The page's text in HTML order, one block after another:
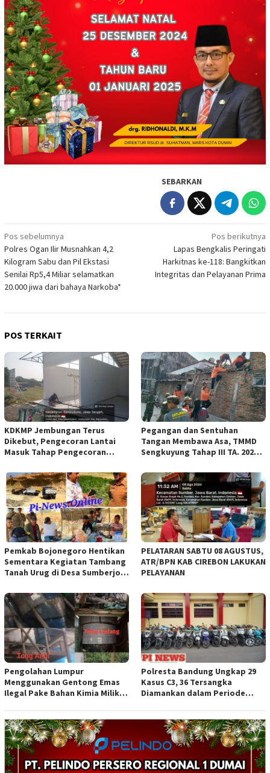
SEBARKAN
Navigasi
pos
Pos sebelumnya
Polres Ogan Ilir Musnahkan 4,2
Kilogram Sabu dan Pil Ekstasi
Senilai Rp5,4 Miliar selamatkan
20.000 jiwa dari bahaya Narkoba*
Pos berikutnya
Lapas Bengkalis Peringati
Harkitnas ke-118: Bangkitkan
Integritas dan Pelayanan Prima
POS TERKAIT
KDKMP Jembungan Terus
Dikebut, Pengecoran Lantai
Masuk Tahap Pengecoran
Pegangan dan Sentuhan
Tangan Membawa Asa, TMMD
Sengkuyung Tahap III TA. 2026
Pemkab Bojonegoro Hentikan
Sementara Kegiatan Tambang
Tanah Urug di Desa Sumberjo
Lintas Instansi
PELATARAN SABTU 08 AGUSTUS,
ATR/BPN KAB CIREBON LAKUKAN
PELAYANAN
Pengolahan Lumpur
Menggunakan Gentong Emas
Ilegal Pake Bahan Kimia Milik
Aparat Penegak Hukum ( APH )
Jangan Sampai Diam Saja
Polresta Bandung Ungkap 29
Kasus C3, 36 Tersangka
Diamankan dalam Periode